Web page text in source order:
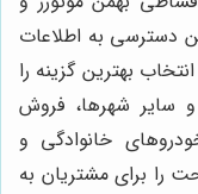
دسترسی به اطلاعات
بهترین گزینه را
و سایر شهرها، فروش
خانوادگی و
را برای مشتریان به